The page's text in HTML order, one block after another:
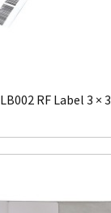
LB002 RF Label 3 × 3